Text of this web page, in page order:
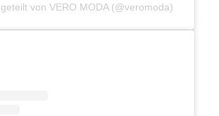
von VERO MODA (@veromoda)